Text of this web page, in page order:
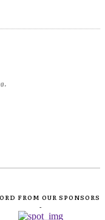
FROM OUR SPONSORS
-